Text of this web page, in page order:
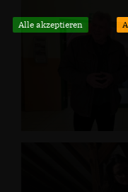
Alle akzeptieren